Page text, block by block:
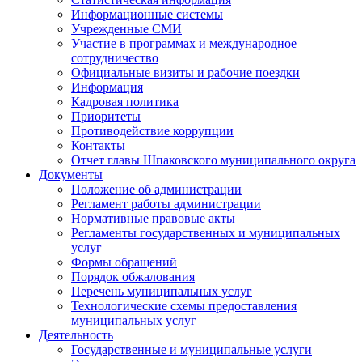
Информационные системы
Учрежденные СМИ
Участие в программах и международное
сотрудничество
Официальные визиты и рабочие поездки
Информация
Кадровая политика
Приоритеты
Противодействие коррупции
Контакты
Отчет главы Шпаковского муниципального округа
Документы
Положение об администрации
Регламент работы администрации
Нормативные правовые акты
Регламенты государственных и муниципальных
услуг
Формы обращений
Порядок обжалования
Перечень муниципальных услуг
Технологические схемы предоставления
муниципальных услуг
Деятельность
Государственные и муниципальные услуги